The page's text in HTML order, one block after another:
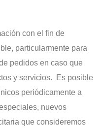
con el fin de
particularmente para
pedidos en caso que
y servicios. Es posible
periódicamente a
nuevos
que consideremos